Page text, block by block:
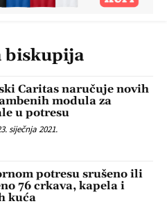
biskupija
Caritas naručuje novih
modula za
u potresu
siječnja 2021.
potresu srušeno ili
76 crkava, kapela i
kuća